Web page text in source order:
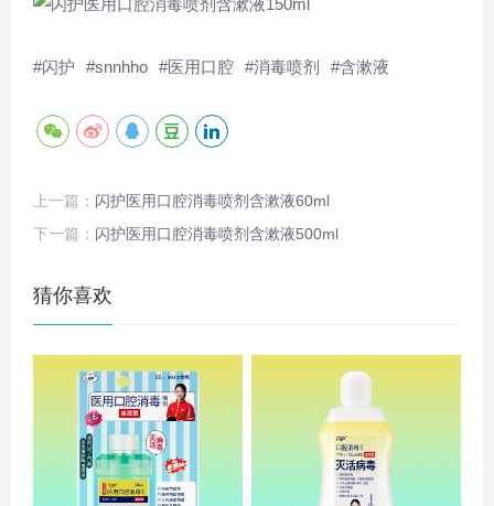
#闪护 #snnhho #医用口腔 #消毒喷剂 #含漱液
上一篇： 闪护医用口腔消毒喷剂含漱液60ml
下一篇： 闪护医用口腔消毒喷剂含漱液500ml
猜你喜欢